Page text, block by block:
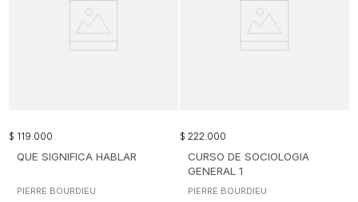
$ 119.000
QUE SIGNIFICA HABLAR
PIERRE BOURDIEU
$ 222.000
CURSO DE SOCIOLOGIA
GENERAL 1
PIERRE BOURDIEU